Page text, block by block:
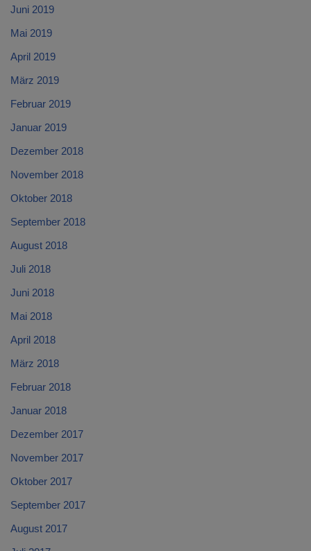
Juni 2019
Mai 2019
April 2019
März 2019
Februar 2019
Januar 2019
Dezember 2018
November 2018
Oktober 2018
September 2018
August 2018
Juli 2018
Juni 2018
Mai 2018
April 2018
März 2018
Februar 2018
Januar 2018
Dezember 2017
November 2017
Oktober 2017
September 2017
August 2017